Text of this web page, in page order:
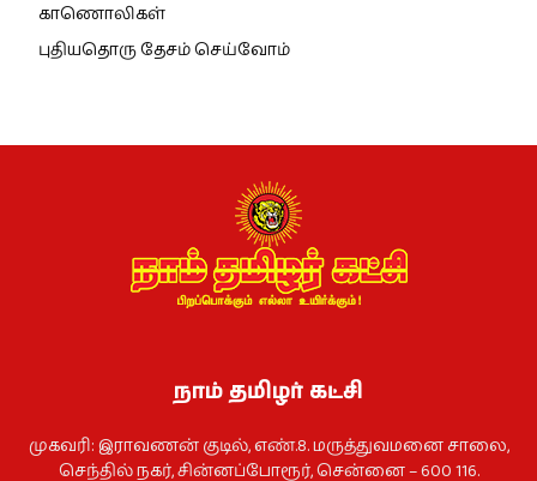
காணொலிகள்
புதியதொரு தேசம் செய்வோம்
நாம் தமிழர் கட்சி
முகவரி: இராவணன் குடில், எண்.8. மருத்துவமனை சாலை,
செந்தில் நகர், சின்னப்போரூர், சென்னை – 600 116.